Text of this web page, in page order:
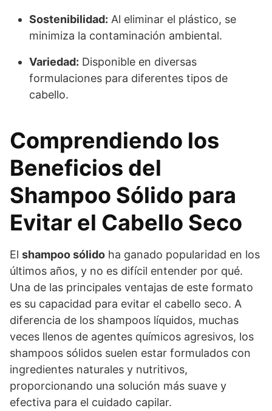
Sostenibilidad: Al eliminar el plástico, se
minimiza la contaminación ambiental.
Variedad: Disponible en diversas
formulaciones para diferentes tipos de
cabello.
Comprendiendo los
Beneficios del
Shampoo Sólido para
Evitar el Cabello Seco
El shampoo sólido ha ganado popularidad en los
últimos años, y no es difícil entender por qué.
Una de las principales ventajas de este formato
es su capacidad para evitar el cabello seco. A
diferencia de los shampoos líquidos, muchas
veces llenos de agentes químicos agresivos, los
shampoos sólidos suelen estar formulados con
ingredientes naturales y nutritivos,
proporcionando una solución más suave y
efectiva para el cuidado capilar.